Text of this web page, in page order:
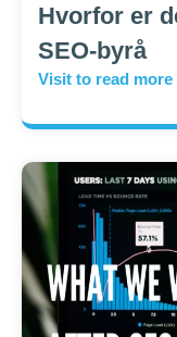
Hvorfor er
SEO-byrå
Visit to read more